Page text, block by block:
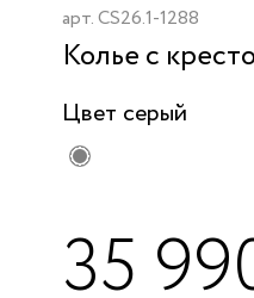
арт.CS26.1-1288
Колье с
Цвет серый
35